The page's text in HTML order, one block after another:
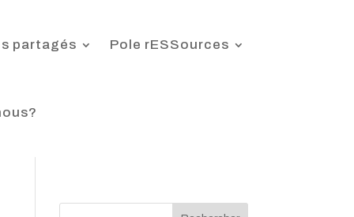
partagés Pole rESSources